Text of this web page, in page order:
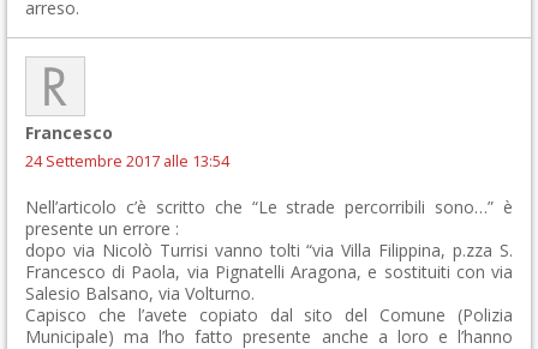
arreso.
Francesco
24 Settembre 2017 alle 13:54
Nell’articolo c’è scritto che “Le strade percorribili sono…” è
presente un errore :
dopo via Nicolò Turrisi vanno tolti “via Villa Filippina, p.zza S.
Francesco di Paola, via Pignatelli Aragona, e sostituiti con via
Salesio Balsano, via Volturno.
Capisco che l’avete copiato dal sito del Comune (Polizia
Municipale) ma l’ho fatto presente anche a loro e l’hanno